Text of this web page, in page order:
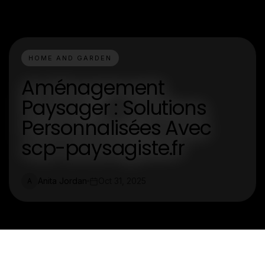
HOME AND GARDEN
Aménagement
Paysager : Solutions
Personnalisées Avec
scp-paysagiste.fr